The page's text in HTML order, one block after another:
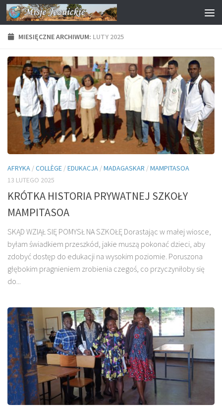
Przejdź do treści
MIESIĘCZNE ARCHIWUM: LUTY 2025
AFRYKA /COLLÈGE /EDUKACJA /MADAGASKAR /MAMPITASOA
13 LUTEGO 2025
KRÓTKA HISTORIA PRYWATNEJ SZKOŁY
MAMPITASOA
SKĄD WZIĄŁ SIĘ POMYSŁ NA SZKOŁĘ Dorastając w małej wiosce,
byłam świadkiem przeszkód, jakie muszą pokonać dzieci, aby
zdobyć dostęp do edukacji na wysokim poziomie. Poruszona
głębokim pragnieniem zrobienia czegoś, co przyczyniłoby się
do...